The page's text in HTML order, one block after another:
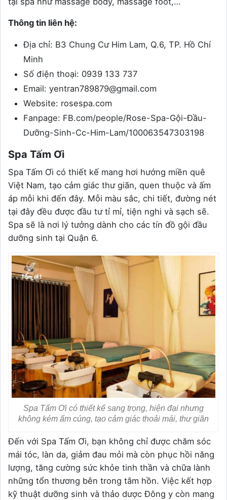
Thông tin liên hệ:
Địa chỉ: B3 Chung Cư Him Lam, Q.6, TP. Hồ Chí
Minh
Số điện thoại: 0939 133 737
Email: yentran789879@gmail.com
Website: rosespa.com
Fanpage: FB.com/people/Rose-Spa-Gội-Đầu-
Dưỡng-Sinh-Cc-Him-Lam/100063547303198
Spa Tấm Ơi
Spa Tấm Ơi có thiết kế mang hơi hướng miền quê
Việt Nam, tạo cảm giác thư giãn, quen thuộc và ấm
áp mỗi khi đến đây. Mỗi màu sắc, chi tiết, đường nét
tại đây đều được đầu tư tỉ mỉ, tiện nghi và sạch sẽ.
Spa sẽ là nơi lý tưởng dành cho các tín đồ gội đầu
dưỡng sinh tại Quận 6.
Spa Tấm Ơi có thiết kế sang trọng, hiện đại nhưng
không kém ấm cúng, tạo cảm giác thoải mái, thư giãn
Đến với Spa Tấm Ơi, bạn không chỉ được chăm sóc
mái tóc, làn da, giảm đau mỏi mà còn phục hồi năng
lượng, tăng cường sức khỏe tinh thần và chữa lành
những tổn thương bên trong tâm hồn. Việc kết hợp
kỹ thuật dưỡng sinh và thảo dược Đông y còn mang